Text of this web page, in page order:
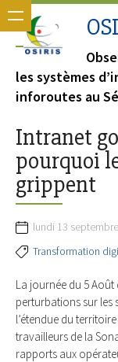
les systèmes
inforoutes au
Intranet
pourquoi
grippent
lundi 13
Transformation
La journée du 5 Août
perturbations sur les
l’étendue du
travailleurs de la
rapports aux